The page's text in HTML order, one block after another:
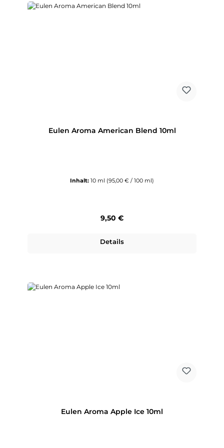
Eulen Aroma American Blend 10ml
Inhalt: 10 ml (95,00 € / 100 ml)
Regulärer Preis:
9,50 €
Details
Eulen Aroma Apple Ice 10ml